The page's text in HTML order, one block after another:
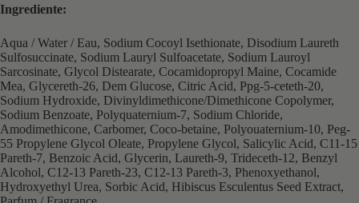
Ingrediente:
Aqua / Water / Eau, Sodium Cocoyl Isethionate, Disodium Laureth
Sulfosuccinate, Sodium Lauryl Sulfoacetate, Sodium Lauroyl
Sarcosinate, Glycol Distearate, Cocamidopropyl Maine, Cocamide
Mea, Glycereth-26, Dem Glucose, Citric Acid, Ppg-5-ceteth-20,
Sodium Hydroxide, Divinyldimethicone/Dimethicone Copolymer,
Sodium Benzoate, Polyquaternium-7, Sodium Chloride,
Amodimethicone, Carbomer, Coco-betaine, Polyouaternium-10, Peg-
55 Propylene Glycol Oleate, Propylene Glycol, Salicylic Acid, C11-15
Pareth-7, Benzoic Acid, Glycerin, Laureth-9, Trideceth-12, Benzyl
Alcohol, C12-13 Pareth-23, C12-13 Pareth-3, Phenoxyethanol,
Hydroxyethyl Urea, Sorbic Acid, Hibiscus Esculentus Seed Extract,